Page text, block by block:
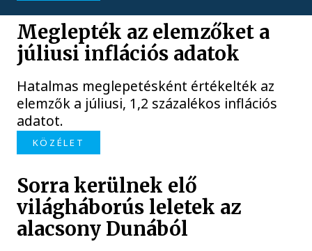
Meglepték az elemzőket a
júliusi inflációs adatok
Hatalmas meglepetésként értékelték az
elemzők a júliusi, 1,2 százalékos inflációs
adatot.
KÖZÉLET
Sorra kerülnek elő
világháborús leletek az
alacsony Dunából